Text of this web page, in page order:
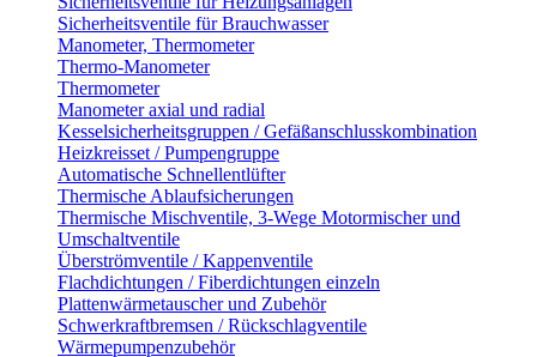
Sicherheitsventile für Brauchwasser
Manometer, Thermometer
Thermo-Manometer
Thermometer
Manometer axial und radial
Kesselsicherheitsgruppen / Gefäßanschlusskombination
Heizkreisset / Pumpengruppe
Automatische Schnellentlüfter
Thermische Ablaufsicherungen
Thermische Mischventile, 3-Wege Motormischer und
Umschaltventile
Überströmventile / Kappenventile
Flachdichtungen / Fiberdichtungen einzeln
Plattenwärmetauscher und Zubehör
Schwerkraftbremsen / Rückschlagventile
Wärmepumpenzubehör